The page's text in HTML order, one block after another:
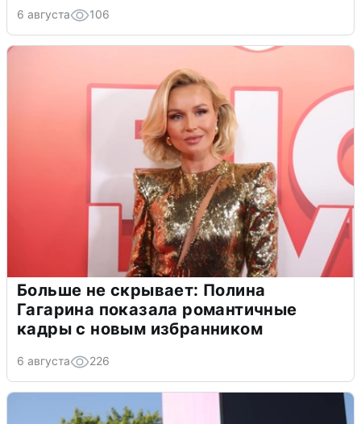
6 августа 106
Больше не скрывает: Полина
Гагарина показала романтичные
кадры с новым избранником
6 августа 226